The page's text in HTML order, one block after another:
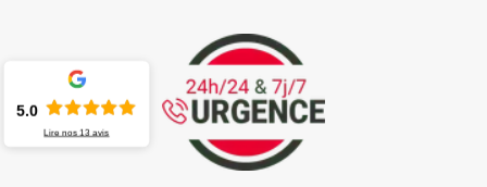
5.0
Lire nos13 avis